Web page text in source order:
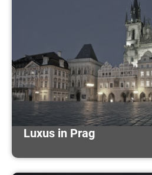
Luxus in Prag